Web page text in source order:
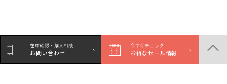
在庫確認・購入相談
お問い合わせ
今すぐチェック
お得なセール情報
在庫確認・購入相談
お問い合わせ
今すぐチェック
お得なセール情報